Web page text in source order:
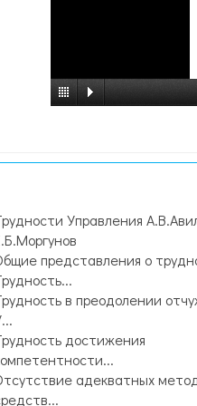
Управления
представления о
в преодолении
достижения
адекватных